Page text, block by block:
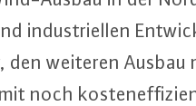
in­dus­tri­el­len
den weiteren
noch